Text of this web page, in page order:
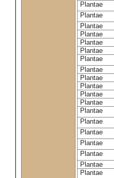
Plantae
Plantae
Plantae
Plantae
Plantae
Plantae
Plantae
Plantae
Plantae
Plantae
Plantae
Plantae
Plantae
Plantae
Plantae
Plantae
Plantae
Plantae
Plantae